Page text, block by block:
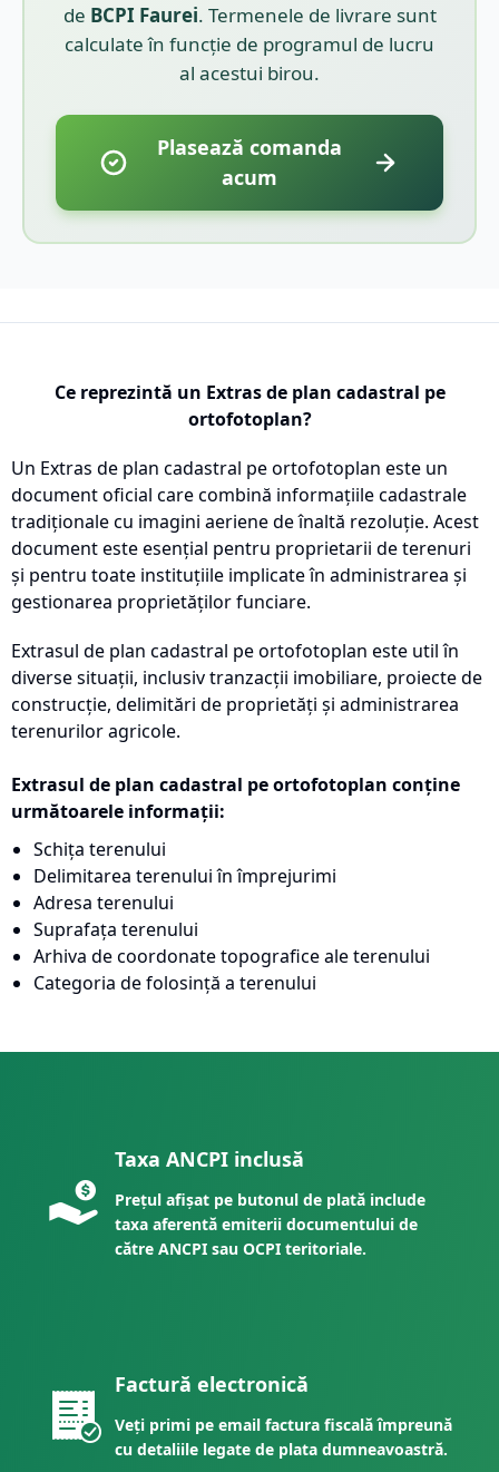
de BCPI Faurei. Termenele de livrare sunt
calculate în funcție de programul de lucru
al acestui birou.
Plasează comanda
acum
Ce reprezintă un Extras de plan cadastral pe
ortofotoplan?
Un Extras de plan cadastral pe ortofotoplan este un
document oficial care combină informațiile cadastrale
tradiționale cu imagini aeriene de înaltă rezoluție. Acest
document este esențial pentru proprietarii de terenuri
și pentru toate instituțiile implicate în administrarea și
gestionarea proprietăților funciare.
Extrasul de plan cadastral pe ortofotoplan este util în
diverse situații, inclusiv tranzacții imobiliare, proiecte de
construcție, delimitări de proprietăți și administrarea
terenurilor agricole.
Extrasul de plan cadastral pe ortofotoplan conține
următoarele informații:
Schița terenului
Delimitarea terenului în împrejurimi
Adresa terenului
Suprafața terenului
Arhiva de coordonate topografice ale terenului
Categoria de folosință a terenului
Taxa ANCPI inclusă
Prețul afișat pe butonul de plată include
taxa aferentă emiterii documentului de
către ANCPI sau OCPI teritoriale.
Factură electronică
Veți primi pe email factura fiscală împreună
cu detaliile legate de plata dumneavoastră.